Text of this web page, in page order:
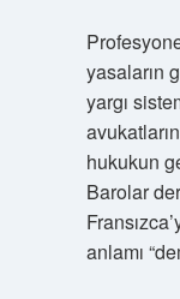
yasaların
yargı
hukukun
Barolar
anlamı